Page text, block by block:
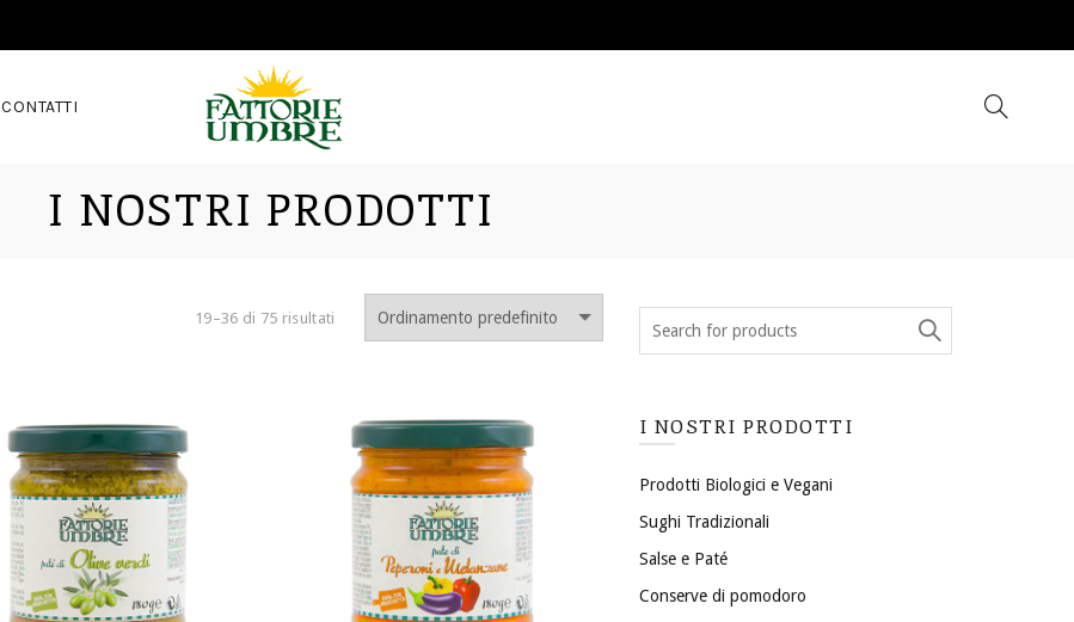
CONTATTI
I NOSTRI PRODOTTI
19–36 di 75 risultati
I NOSTRI PRODOTTI
Prodotti Biologici e Vegani
Sughi Tradizionali
Salse e Paté
Conserve di pomodoro